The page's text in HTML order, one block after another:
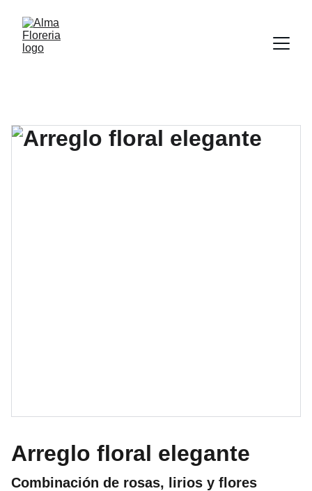
Arreglo floral elegante
Combinación de rosas, lirios y flores